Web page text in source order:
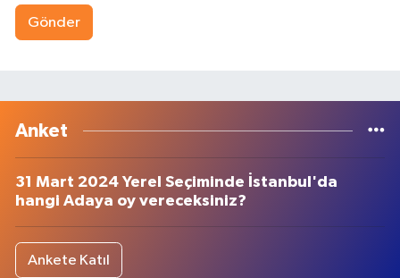
Gönder
Anket
31 Mart 2024 Yerel Seçiminde İstanbul'da
hangi Adaya oy vereceksiniz?
Ankete Katıl